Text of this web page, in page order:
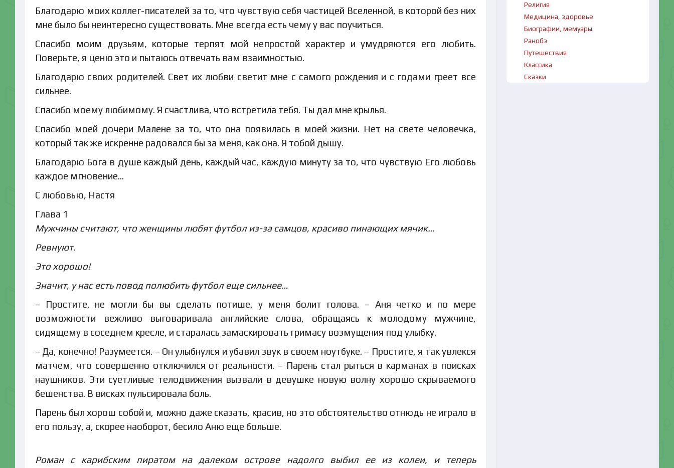
Благодарю моих коллег-писателей за то, что чувствую себя частицей Вселенной, в которой без них
мне было бы неинтересно существовать. Мне всегда есть чему у вас поучиться.
Спасибо моим друзьям, которые терпят мой непростой характер и умудряются его любить.
Поверьте, я ценю это и пытаюсь отвечать вам взаимностью.
Благодарю своих родителей. Свет их любви светит мне с самого рождения и с годами греет все
сильнее.
Спасибо моему любимому. Я счастлива, что встретила тебя. Ты дал мне крылья.
Спасибо моей дочери Малене за то, что она появилась в моей жизни. Нет на свете человечка,
который так же искренне радовался бы за меня, как она. Я тобой дышу.
Благодарю Бога в душе каждый день, каждый час, каждую минуту за то, что чувствую Его любовь
каждое мгновение…
С любовью, Настя
Глава 1
Мужчины считают, что женщины любят футбол из-за самцов, красиво пинающих мячик…
Ревнуют.
Это хорошо!
Значит, у нас есть повод полюбить футбол еще сильнее…
– Простите, не могли бы вы сделать потише, у меня болит голова. – Аня четко и по мере
возможности вежливо выговаривала английские слова, обращаясь к молодому мужчине,
сидящему в соседнем кресле, и старалась замаскировать гримасу возмущения под улыбку.
– Да, конечно! Разумеется. – Он улыбнулся и убавил звук в своем ноутбуке. – Простите, я так увлекся
матчем, что совершенно отключился от реальности. – Парень стал рыться в карманах в поисках
наушников. Эти суетливые телодвижения вызвали в девушке новую волну хорошо скрываемого
бешенства. В висках пульсировала боль.
Парень был хорош собой и, можно даже сказать, красив, но это обстоятельство отнюдь не играло в
его пользу, а, скорее наоборот, бесило Аню еще больше.
Роман с карибским пиратом на далеком острове надолго выбил ее из колеи, и теперь
Религия
Медицина, здоровье
Биографии, мемуары
Ранобэ
Путешествия
Классика
Сказки